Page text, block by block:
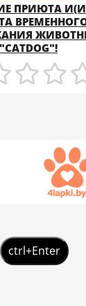
ПОДРОБНЕЕ
ПРИЮТА
"CATDOG"!
ctrl+Enter